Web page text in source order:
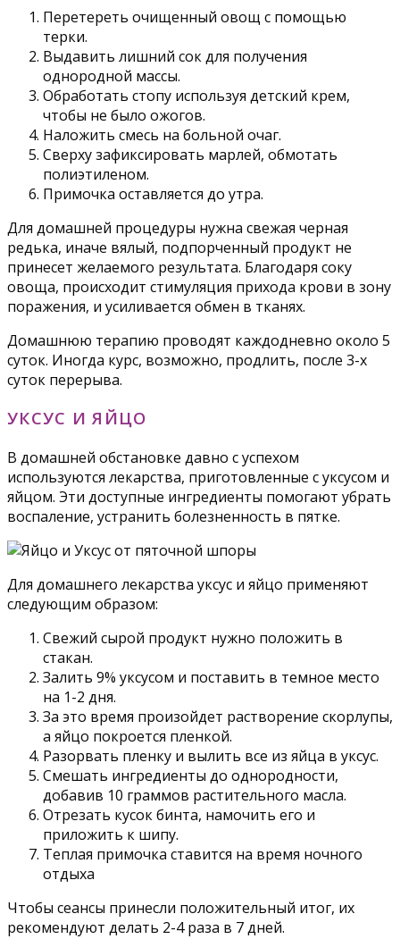
Перетереть очищенный овощ с помощью
терки.
Выдавить лишний сок для получения
однородной массы.
Обработать стопу используя детский крем,
чтобы не было ожогов.
Наложить смесь на больной очаг.
Сверху зафиксировать марлей, обмотать
полиэтиленом.
Примочка оставляется до утра.
Для домашней процедуры нужна свежая черная
редька, иначе вялый, подпорченный продукт не
принесет желаемого результата. Благодаря соку
овоща, происходит стимуляция прихода крови в зону
поражения, и усиливается обмен в тканях.
Домашнюю терапию проводят каждодневно около 5
суток. Иногда курс, возможно, продлить, после 3-х
суток перерыва.
УКСУС И ЯЙЦО
В домашней обстановке давно с успехом
используются лекарства, приготовленные с уксусом и
яйцом. Эти доступные ингредиенты помогают убрать
воспаление, устранить болезненность в пятке.
Для домашнего лекарства уксус и яйцо применяют
следующим образом:
Свежий сырой продукт нужно положить в
стакан.
Залить 9% уксусом и поставить в темное место
на 1-2 дня.
За это время произойдет растворение скорлупы,
а яйцо покроется пленкой.
Разорвать пленку и вылить все из яйца в уксус.
Смешать ингредиенты до однородности,
добавив 10 граммов растительного масла.
Отрезать кусок бинта, намочить его и
приложить к шипу.
Теплая примочка ставится на время ночного
отдыха
Чтобы сеансы принесли положительный итог, их
рекомендуют делать 2-4 раза в 7 дней.